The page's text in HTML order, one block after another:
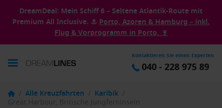
DreamDeal: Mein Schiff 6 – Seltene Atlantik-Route mit
Premium All Inclusive. ⚓ Porto, Azoren & Hamburg – inkl.
Flug & Vorprogramm in Porto. 🍷
Kontaktieren Sie einen Experten
040 - 228 975 89
/ Alle Kreuzfahrten / Karibik /
Great Harbour, Britische Jungferninseln